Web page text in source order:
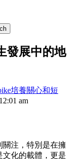
發展中的地
培養關心和短
12:01 am
關注，特別是在擁
化的載體，更是